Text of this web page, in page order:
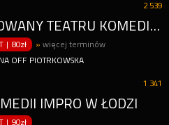
2 539
SPEKTAKL IMPROWIZOWANY TEATRU KOMEDII IMPRO
|80zł »więcej terminów
OFF PIOTRKOWSKA
1 341
IMPRO W ŁODZI
|90zł